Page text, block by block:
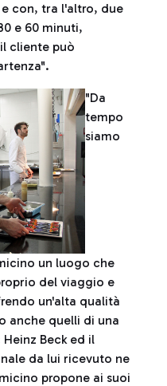
con, tra l'altro, due
e 60 minuti,
cliente può
"Da
tempo
siamo
un luogo che
del viaggio e
un'alta qualità
anche quelli di una
Beck ed il
da lui ricevuto ne
propone ai suoi